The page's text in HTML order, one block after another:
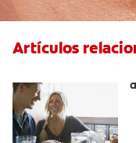
Artículos